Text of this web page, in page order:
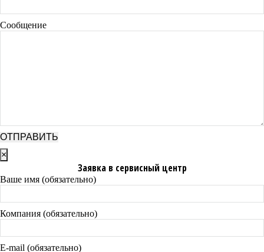
Сообщение
×
Заявка в сервисный центр
Ваше имя (обязательно)
Компания (обязательно)
E-mail (обязательно)